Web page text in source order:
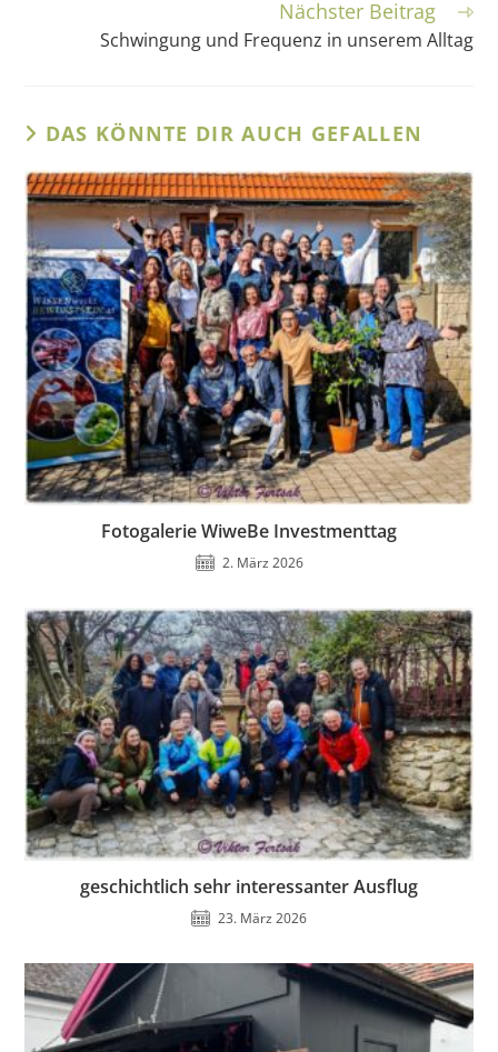
Nächster Beitrag
Schwingung und Frequenz in unserem Alltag
DAS KÖNNTE DIR AUCH GEFALLEN
Fotogalerie WiweBe Investmenttag
2. März 2026
geschichtlich sehr interessanter Ausflug
23. März 2026